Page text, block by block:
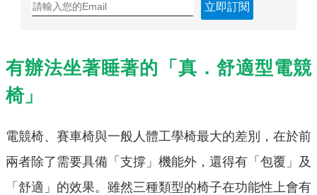
立即訂閱
有辦法坐著睡著的「真．舒適型電競
椅」
電競椅、賽車椅與一般人體工學椅最大的差別，在於前
兩者除了需要具備「支撐」機能外，還得有「包覆」及
「舒適」的效果。雖然三種類型的椅子在功能性上會有